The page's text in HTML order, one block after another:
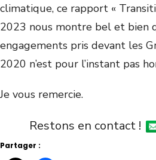
climatique, ce rapport «
2023 nous montre bel et bien
engagements pris devant les
2020 n’est pour l’instant pas
Je vous remercie.
Restons en contact !
Partager :